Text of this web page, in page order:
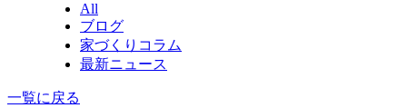
All
ブログ
家づくりコラム
最新ニュース
一覧に戻る